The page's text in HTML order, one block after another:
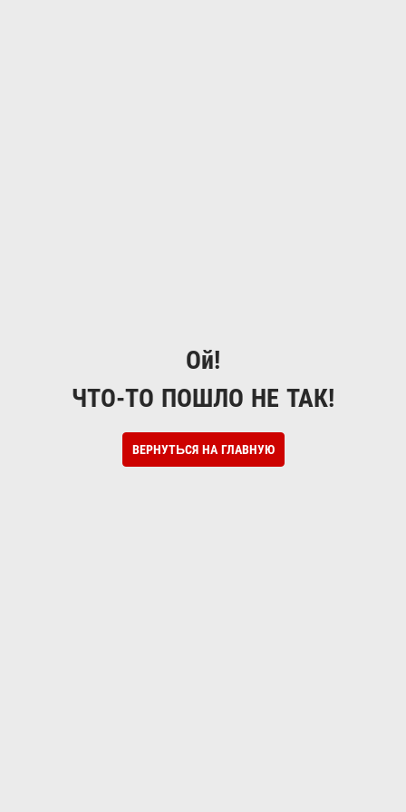
Ой!
ЧТО-ТО ПОШЛО НЕ ТАК!
ВЕРНУТЬСЯ НА ГЛАВНУЮ